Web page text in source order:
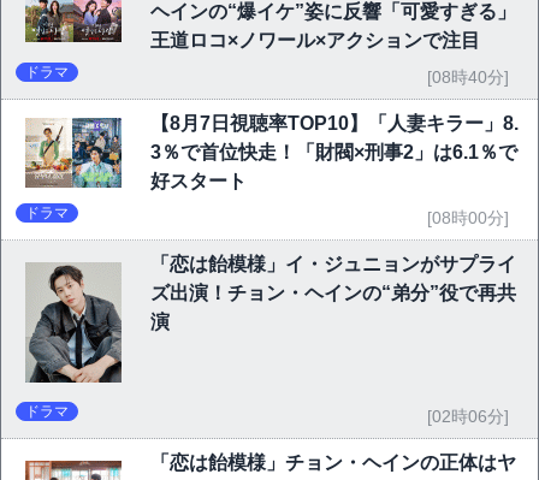
ヘインの“爆イケ”姿に反響「可愛すぎる」
王道ロコ×ノワール×アクションで注目
ドラマ [08時40分]
【8月7日視聴率TOP10】「人妻キラー」8.
3％で首位快走！「財閥×刑事2」は6.1％で
好スタート
ドラマ [08時00分]
「恋は飴模様」イ・ジュニョンがサプライ
ズ出演！チョン・ヘインの“弟分”役で再共
演
ドラマ [02時06分]
「恋は飴模様」チョン・ヘインの正体はヤ